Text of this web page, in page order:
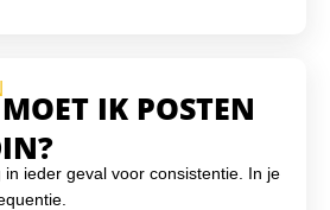
IK POSTEN
ieder geval voor consistentie. In je